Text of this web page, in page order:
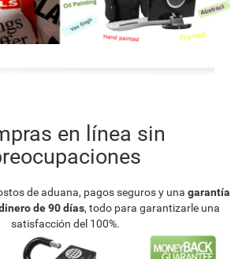
en línea sin
de aduana, pagos seguros y una garantía
de 90 días, todo para garantizarle una
satisfacción del 100%.